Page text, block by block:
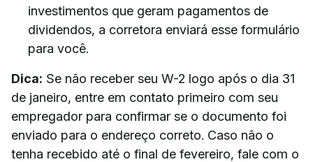
investimentos que geram pagamentos de
dividendos, a corretora enviará esse formulário
para você.
Dica: Se não receber seu W-2 logo após o dia 31
de janeiro, entre em contato primeiro com seu
empregador para confirmar se o documento foi
enviado para o endereço correto. Caso não o
tenha recebido até o final de fevereiro, fale com o